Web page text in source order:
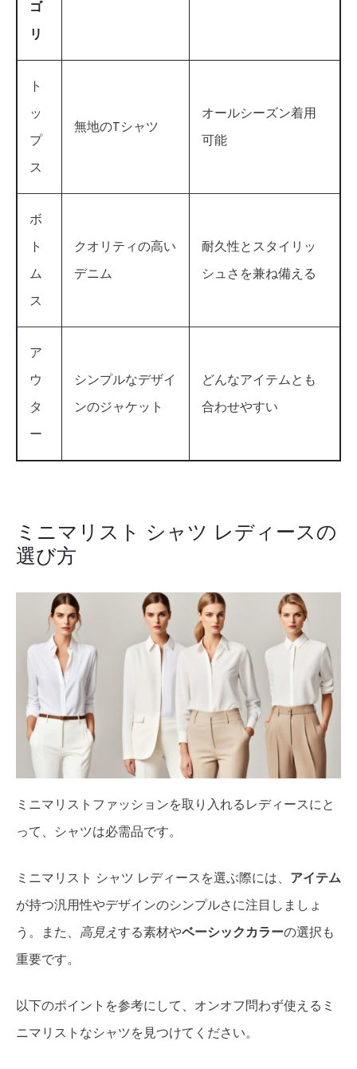
ゴ
リ
ト
ッ
プ
ス
無地のTシャツ
オールシーズン着用
可能
ボ
ト
ム
ス
クオリティの高い
デニム
耐久性とスタイリッ
シュさを兼ね備える
ア
ウ
タ
ー
シンプルなデザイ
ンのジャケット
どんなアイテムとも
合わせやすい
ミニマリスト シャツ レディースの
選び方
ミニマリストファッションを取り入れるレディースにと
って、シャツは必需品です。
ミニマリスト シャツ レディースを選ぶ際には、 アイテム
が持つ汎用性やデザインのシンプルさに注目しましょ
う。また、 高見えする素材やベーシックカラーの選択も
重要です。
以下のポイントを参考にして、オンオフ問わず使えるミ
ニマリストなシャツを見つけてください。